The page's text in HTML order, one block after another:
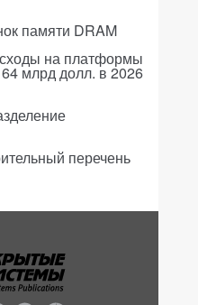
памяти DRAM
на платформы
млрд долл. в 2026
перечень